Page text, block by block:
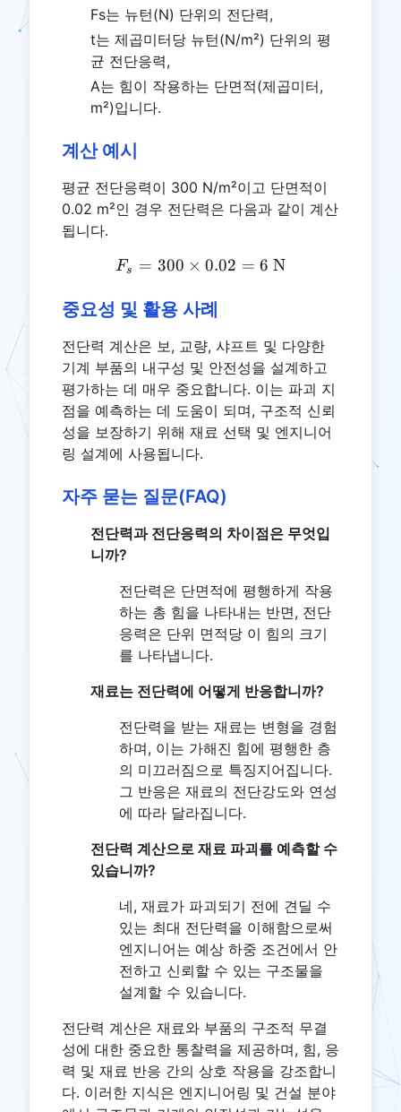
Fs는 뉴턴(N) 단위의 전단력,
t는 제곱미터당 뉴턴(N/m²) 단위의 평
균 전단응력,
A는 힘이 작용하는 단면적(제곱미터,
m²)입니다.
계산 예시
평균 전단응력이 300 N/m²이고 단면적이
0.02 m²인 경우 전단력은 다음과 같이 계산
됩니다.
F_s = 300 \times 0.02 =
Fs = 300 × 0.02 = 6 N
중요성 및 활용 사례
전단력 계산은 보, 교량, 샤프트 및 다양한
기계 부품의 내구성 및 안전성을 설계하고
평가하는 데 매우 중요합니다. 이는 파괴 지
점을 예측하는 데 도움이 되며, 구조적 신뢰
성을 보장하기 위해 재료 선택 및 엔지니어
링 설계에 사용됩니다.
자주 묻는 질문(FAQ)
전단력과 전단응력의 차이점은 무엇입
니까?
전단력은 단면적에 평행하게 작용
하는 총 힘을 나타내는 반면, 전단
응력은 단위 면적당 이 힘의 크기
를 나타냅니다.
재료는 전단력에 어떻게 반응합니까?
전단력을 받는 재료는 변형을 경험
하며, 이는 가해진 힘에 평행한 층
의 미끄러짐으로 특징지어집니다.
그 반응은 재료의 전단강도와 연성
에 따라 달라집니다.
전단력 계산으로 재료 파괴를 예측할 수
있습니까?
네, 재료가 파괴되기 전에 견딜 수
있는 최대 전단력을 이해함으로써
엔지니어는 예상 하중 조건에서 안
전하고 신뢰할 수 있는 구조물을
설계할 수 있습니다.
전단력 계산은 재료와 부품의 구조적 무결
성에 대한 중요한 통찰력을 제공하며, 힘, 응
력 및 재료 반응 간의 상호 작용을 강조합니
다. 이러한 지식은 엔지니어링 및 건설 분야